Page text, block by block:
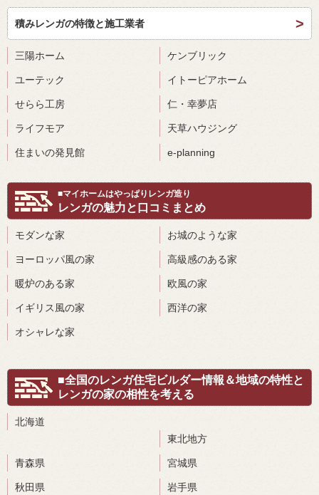
積みレンガの特徴と施工業者
三陽ホーム ケンブリック
ユーテック イトーピアホーム
せらら工房 仁・幸夢店
ライフモア 天草ハウジング
住まいの発見館 e-planning
■マイホームはやっぱりレンガ造り
レンガの魅力と口コミまとめ
モダンな家 お城のような家
ヨーロッパ風の家 高級感のある家
暖炉のある家 欧風の家
イギリス風の家 西洋の家
オシャレな家
■全国のレンガ住宅ビルダー情報＆地域の特性と
レンガの家の相性を考える
北海道
東北地方
青森県 宮城県
秋田県 岩手県